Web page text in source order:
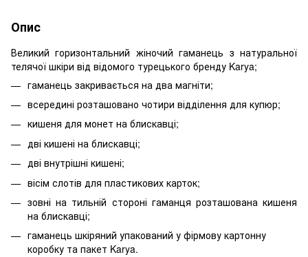
Опис
Великий горизонтальний жіночий гаманець з натуральної
телячої шкіри від відомого турецького бренду Karya;
гаманець закривається на два магніти;
всередині розташовано чотири відділення для купюр;
кишеня для монет на блискавці;
дві кишені на блискавці;
дві внутрішні кишені;
вісім слотів для пластикових карток;
зовні на тильній стороні гаманця розташована кишеня
на блискавці;
гаманець шкіряний упакований у фірмову картонну
коробку та пакет Karya.